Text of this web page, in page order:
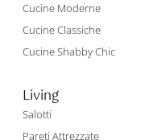
Cucine Moderne
Cucine Classiche
Cucine Shabby Chic
Living
Salotti
Pareti Attrezzate